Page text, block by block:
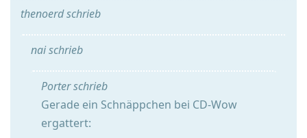
thenoerd schrieb
nai schrieb
Porter schrieb
Gerade ein Schnäppchen bei CD-Wow
ergattert: